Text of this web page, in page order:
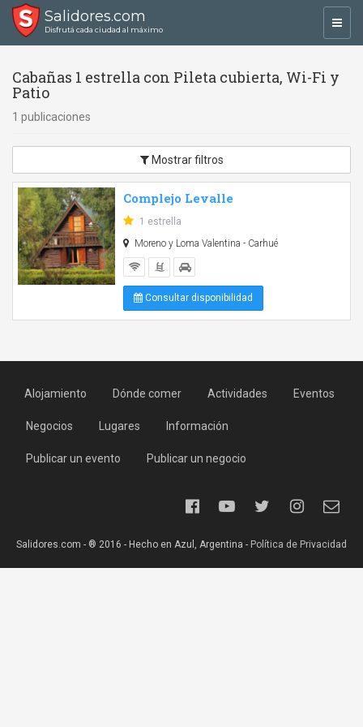
Salidores.com
Disfrutá cada ciudad al máximo
Cabañas 1 estrella con Pileta cubierta, Wi-Fi y
Patio
1 publicaciones
Mostrar filtros
Complejo Levalle
1 estrella
Moreno y Loma Valentina - Carhué
Consultar disponibilidad
Alojamiento Dónde comer Actividades Eventos
Negocios Lugares Información
Publicar un evento Publicar un negocio
Salidores.com - ® 2016 - Hecho en Azul, Argentina - Política de Privacidad